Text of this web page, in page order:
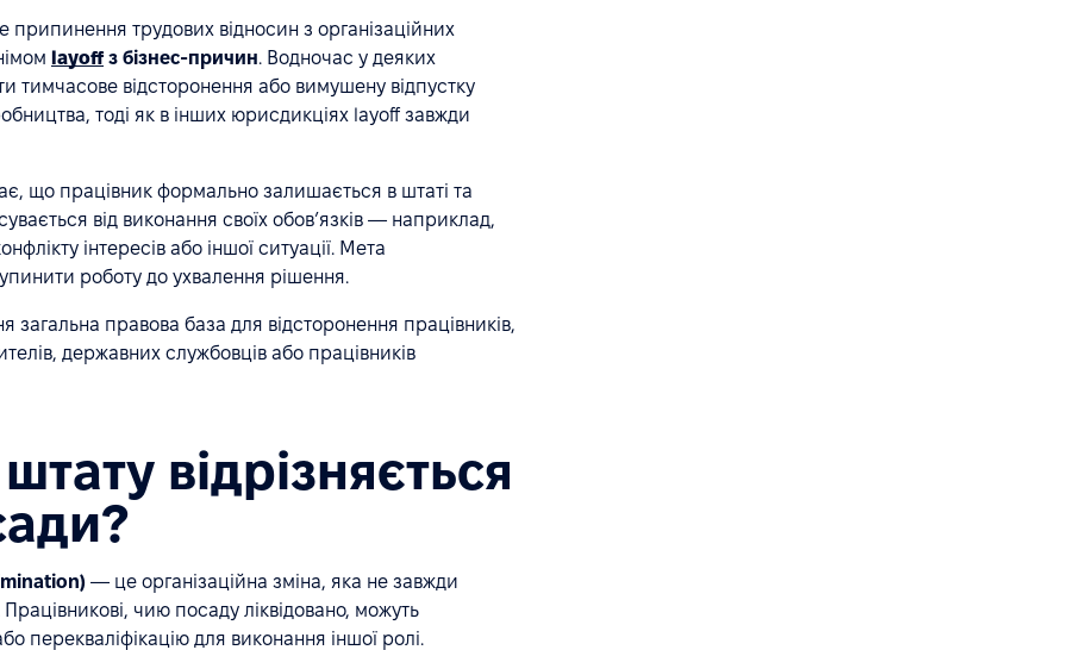
припинення трудових відносин з організаційних
layoff з бізнес-причин. Водночас у деяких
тимчасове відсторонення або вимушену відпустку
тоді як в інших юрисдикціях layoff завжди
що працівник формально залишається в штаті та
від виконання своїх обов’язків — наприклад,
інтересів або іншої ситуації. Мета
роботу до ухвалення рішення.
загальна правова база для відсторонення працівників,
державних службовців або працівників
відрізняється
— це організаційна зміна, яка не завжди
чию посаду ліквідовано, можуть
перекваліфікацію для виконання іншої ролі.